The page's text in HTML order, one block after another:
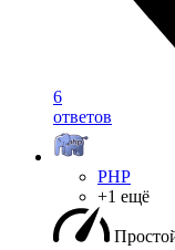
6
ответов
PHP
+1 ещё